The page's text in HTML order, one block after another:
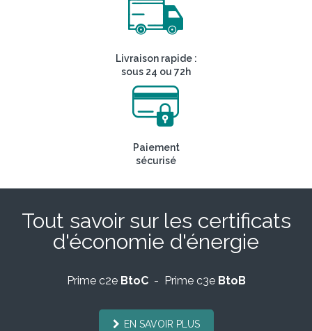
Livraison rapide :
sous 24 ou 72h
Paiement
sécurisé
Tout savoir sur les certificats
d'économie d'énergie
Prime c2e BtoC- Prime c3e BtoB
EN SAVOIR PLUS